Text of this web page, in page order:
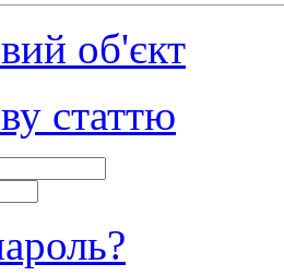
об'єкт
статтю